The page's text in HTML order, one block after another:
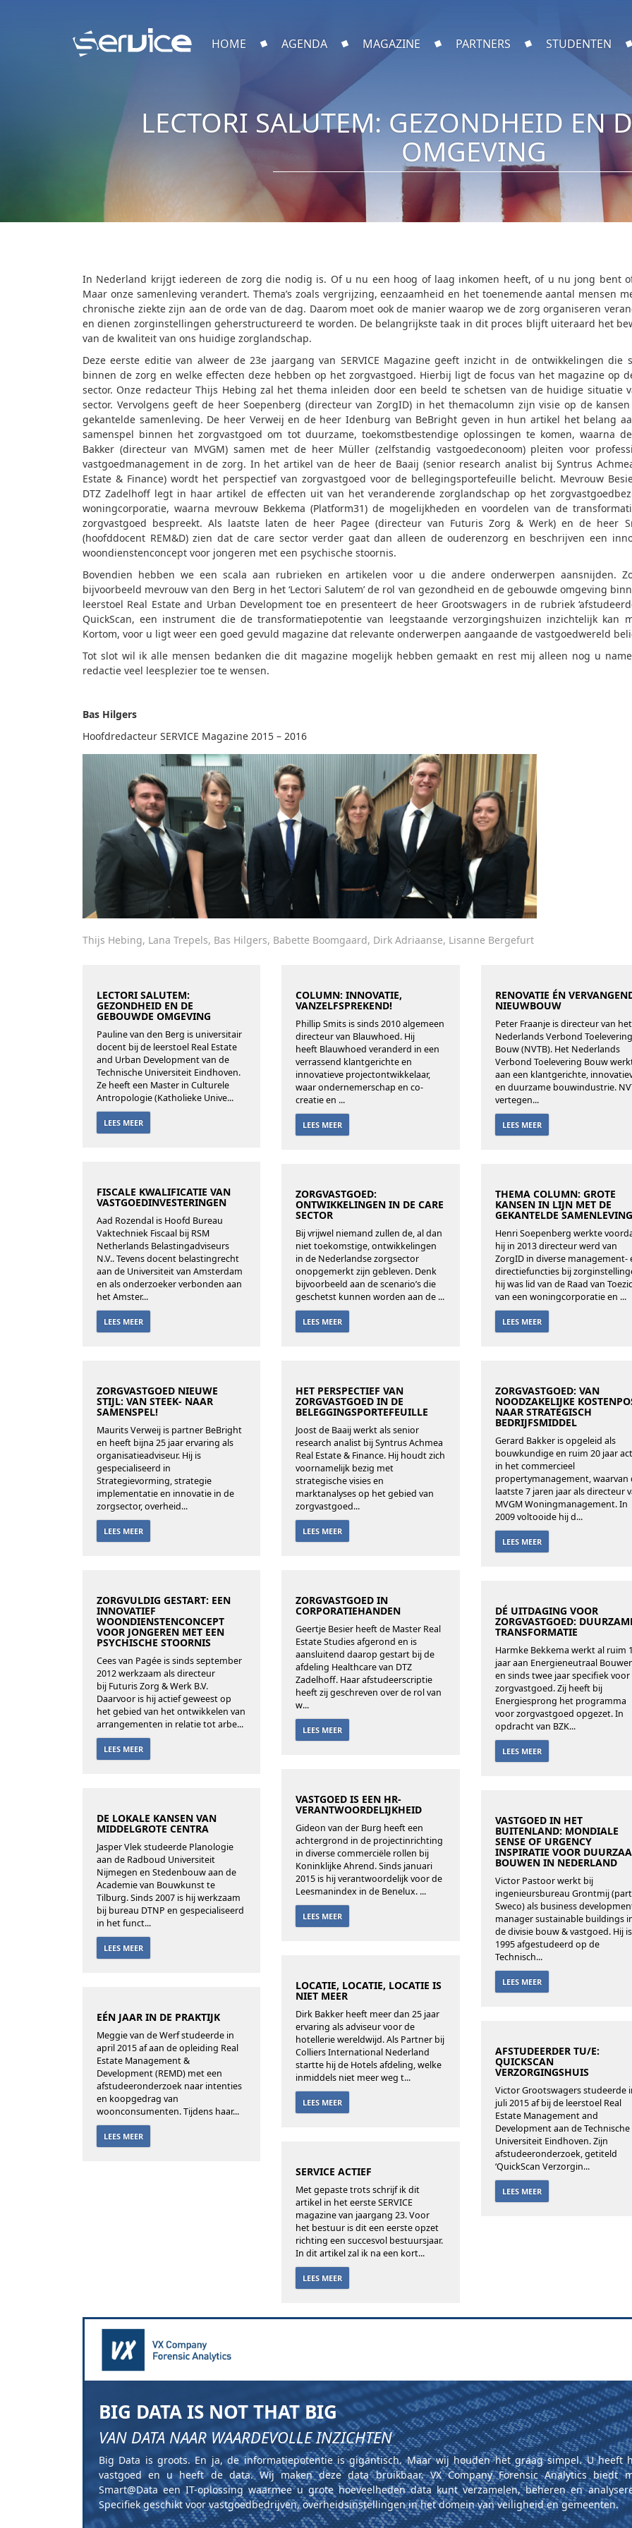
HOME AGENDA MAGAZINE PARTNERS STUDENTEN
LECTORI SALUTEM: GEZONDHEID EN
OMGEVING
In Nederland krijgt iedereen de zorg die nodig is. Of u nu een hoog of laag inkomen heeft, of u nu jong bent
Maar onze samenleving verandert. Thema’s zoals vergrijzing, eenzaamheid en het toenemende aantal mensen
chronische ziekte zijn aan de orde van de dag. Daarom moet ook de manier waarop we de zorg organiseren
en dienen zorginstellingen geherstructureerd te worden. De belangrijkste taak in dit proces blijft uiteraard het
van de kwaliteit van ons huidige zorglandschap.
Deze eerste editie van alweer de 23e jaargang van SERVICE Magazine geeft inzicht in de ontwikkelingen die
binnen de zorg en welke effecten deze hebben op het zorgvastgoed. Hierbij ligt de focus van het magazine op
sector. Onze redacteur Thijs Hebing zal het thema inleiden door een beeld te schetsen van de huidige situatie
sector. Vervolgens geeft de heer Soepenberg (directeur van ZorgID) in het themacolumn zijn visie op de
gekantelde samenleving. De heer Verweij en de heer Idenburg van BeBright geven in hun artikel het belang
samenspel binnen het zorgvastgoed om tot duurzame, toekomstbestendige oplossingen te komen, waarna
Bakker (directeur van MVGM) samen met de heer Müller (zelfstandig vastgoedeconoom) pleiten voor
vastgoedmanagement in de zorg. In het artikel van de heer de Baaij (senior research analist bij Syntrus
Estate & Finance) wordt het perspectief van zorgvastgoed voor de bellegingsportefeuille belicht. Mevrouw
DTZ Zadelhoff legt in haar artikel de effecten uit van het veranderende zorglandschap op het
woningcorporatie, waarna mevrouw Bekkema (Platform31) de mogelijkheden en voordelen van de
zorgvastgoed bespreekt. Als laatste laten de heer Pagee (directeur van Futuris Zorg & Werk) en de heer
(hoofddocent REM&D) zien dat de care sector verder gaat dan alleen de ouderenzorg en beschrijven een
woondienstenconcept voor jongeren met een psychische stoornis.
Bovendien hebben we een scala aan rubrieken en artikelen voor u die andere onderwerpen aansnijden.
bijvoorbeeld mevrouw van den Berg in het ‘Lectori Salutem’ de rol van gezondheid en de gebouwde omgeving
leerstoel Real Estate and Urban Development toe en presenteert de heer Grootswagers in de rubriek
QuickScan, een instrument die de transformatiepotentie van leegstaande verzorgingshuizen inzichtelijk kan
Kortom, voor u ligt weer een goed gevuld magazine dat relevante onderwerpen aangaande de vastgoedwereld
Tot slot wil ik alle mensen bedanken die dit magazine mogelijk hebben gemaakt en rest mij alleen nog u
redactie veel leesplezier toe te wensen.
Bas Hilgers
Hoofdredacteur SERVICE Magazine 2015 – 2016
Thijs Hebing, Lana Trepels, Bas Hilgers, Babette Boomgaard, Dirk Adriaanse, Lisanne Bergefurt
LECTORI SALUTEM:
GEZONDHEID EN DE
GEBOUWDE OMGEVING
Pauline van den Berg is universitair
docent bij de leerstoel Real Estate
and Urban Development van de
Technische Universiteit Eindhoven.
Ze heeft een Master in Culturele
Antropologie (Katholieke Unive...
LEES MEER
COLUMN: INNOVATIE,
VANZELFSPREKEND!
Phillip Smits is sinds 2010 algemeen
directeur van Blauwhoed. Hij
heeft Blauwhoed veranderd in een
verrassend klantgerichte en
innovatieve projectontwikkelaar,
waar ondernemerschap en co-
creatie en ...
LEES MEER
RENOVATIE ÉN
NIEUWBOUW
Peter Fraanje is directeur van het
Nederlands Verbond Toelevering
Bouw (NVTB). Het Nederlands
Verbond Toelevering Bouw
aan een klantgerichte,
en duurzame bouwindustrie.
vertegen...
LEES MEER
FISCALE KWALIFICATIE VAN
VASTGOEDINVESTERINGEN
Aad Rozendal is Hoofd Bureau
Vaktechniek Fiscaal bij RSM
Netherlands Belastingadviseurs
N.V.. Tevens docent belastingrecht
aan de Universiteit van Amsterdam
en als onderzoeker verbonden aan
het Amster...
LEES MEER
ZORGVASTGOED:
ONTWIKKELINGEN IN DE CARE
SECTOR
Bij vrijwel niemand zullen de, al dan
niet toekomstige, ontwikkelingen
in de Nederlandse zorgsector
onopgemerkt zijn gebleven. Denk
bijvoorbeeld aan de scenario’s die
geschetst kunnen worden aan de ...
LEES MEER
THEMA COLUMN: GROTE
KANSEN IN LIJN MET DE
GEKANTELDE SAMENLEVING
Henri Soepenberg werkte
hij in 2013 directeur werd van
ZorgID in diverse management-
directiefuncties bij
hij was lid van de Raad van
van een woningcorporatie en ...
LEES MEER
ZORGVASTGOED NIEUWE
STIJL: VAN STEEK- NAAR
SAMENSPEL!
Maurits Verweij is partner BeBright
en heeft bijna 25 jaar ervaring als
organisatieadviseur. Hij is
gespecialiseerd in
Strategievorming, strategie
implementatie en innovatie in de
zorgsector, overheid...
LEES MEER
HET PERSPECTIEF VAN
ZORGVASTGOED IN DE
BELEGGINGSPORTEFEUILLE
Joost de Baaij werkt als senior
research analist bij Syntrus Achmea
Real Estate & Finance. Hij houdt zich
voornamelijk bezig met
strategische visies en
marktanalyses op het gebied van
zorgvastgoed...
LEES MEER
ZORGVASTGOED: VAN
NOODZAKELIJKE
NAAR STRATEGISCH
BEDRIJFSMIDDEL
Gerard Bakker is opgeleid als
bouwkundige en ruim 20 jaar
in het commercieel
propertymanagement, waarvan
laatste 7 jaren jaar als directeur
MVGM Woningmanagement. In
2009 voltooide hij d...
LEES MEER
ZORGVULDIG GESTART: EEN
INNOVATIEF
WOONDIENSTENCONCEPT
VOOR JONGEREN MET EEN
PSYCHISCHE STOORNIS
Cees van Pagée is sinds september
2012 werkzaam als directeur
bij Futuris Zorg & Werk B.V.
Daarvoor is hij actief geweest op
het gebied van het ontwikkelen van
arrangementen in relatie tot arbe...
LEES MEER
ZORGVASTGOED IN
CORPORATIEHANDEN
Geertje Besier heeft de Master Real
Estate Studies afgerond en is
aansluitend daarop gestart bij de
afdeling Healthcare van DTZ
Zadelhoff. Haar afstudeerscriptie
heeft zij geschreven over de rol van
w...
LEES MEER
DÉ UITDAGING VOOR
ZORGVASTGOED:
TRANSFORMATIE
Harmke Bekkema werkt al ruim
jaar aan Energieneutraal
en sinds twee jaar specifiek voor
zorgvastgoed. Zij heeft bij
Energiesprong het programma
voor zorgvastgoed opgezet. In
opdracht van BZK...
LEES MEER
VASTGOED IS EEN HR-
VERANTWOORDELIJKHEID
Gideon van der Burg heeft een
achtergrond in de projectinrichting
in diverse commerciële rollen bij
Koninklijke Ahrend. Sinds januari
2015 is hij verantwoordelijk voor de
Leesmanindex in de Benelux. ...
LEES MEER
DE LOKALE KANSEN VAN
MIDDELGROTE CENTRA
Jasper Vlek studeerde Planologie
aan de Radboud Universiteit
Nijmegen en Stedenbouw aan de
Academie van Bouwkunst te
Tilburg. Sinds 2007 is hij werkzaam
bij bureau DTNP en gespecialiseerd
in het funct...
LEES MEER
VASTGOED IN HET
BUITENLAND: MONDIALE
SENSE OF URGENCY
INSPIRATIE VOOR
BOUWEN IN NEDERLAND
Victor Pastoor werkt bij
ingenieursbureau Grontmij
Sweco) als business
manager sustainable buildings
de divisie bouw & vastgoed. Hij
1995 afgestudeerd op de
Technisch...
LEES MEER
LOCATIE, LOCATIE, LOCATIE IS
NIET MEER
Dirk Bakker heeft meer dan 25 jaar
ervaring als adviseur voor de
hotellerie wereldwijd. Als Partner bij
Colliers International Nederland
startte hij de Hotels afdeling, welke
inmiddels niet meer weg t...
LEES MEER
EÉN JAAR IN DE PRAKTIJK
Meggie van de Werf studeerde in
april 2015 af aan de opleiding Real
Estate Management &
Development (REMD) met een
afstudeeronderzoek naar intenties
en koopgedrag van
woonconsumenten. Tijdens haar...
LEES MEER
AFSTUDEERDER TU/E:
QUICKSCAN
VERZORGINGSHUIS
Victor Grootswagers studeerde
juli 2015 af bij de leerstoel Real
Estate Management and
Development aan de Technische
Universiteit Eindhoven. Zijn
afstudeeronderzoek, getiteld
‘QuickScan Verzorgin...
LEES MEER
SERVICE ACTIEF
Met gepaste trots schrijf ik dit
artikel in het eerste SERVICE
magazine van jaargang 23. Voor
het bestuur is dit een eerste opzet
richting een succesvol bestuursjaar.
In dit artikel zal ik na een kort...
LEES MEER
BIG DATA IS NOT THAT BIG
VAN DATA NAAR WAARDEVOLLE INZICHTEN
Big Data is groots. En ja, de informatiepotentie is gigantisch. Maar wij houden het graag simpel. U heeft
vastgoed en u heeft de data. Wij maken deze data bruikbaar. VX Company Forensic Analytics biedt
Smart@Data een IT-oplossing waarmee u grote hoeveelheden data kunt verzamelen, beheren en
Specifiek geschikt voor vastgoedbedrijven, overheidsinstellingen in het domein van veiligheid en gemeenten.